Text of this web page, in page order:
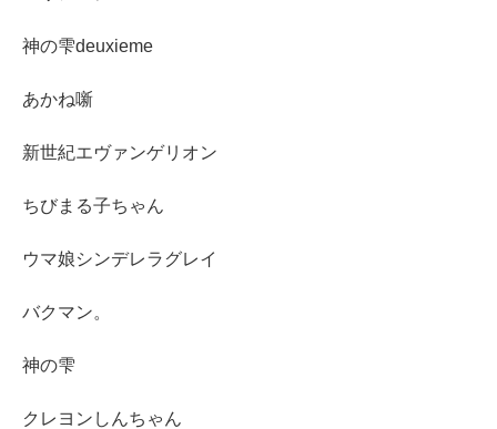
神の雫deuxieme
あかね噺
新世紀エヴァンゲリオン
ちびまる子ちゃん
ウマ娘シンデレラグレイ
バクマン。
神の雫
クレヨンしんちゃん